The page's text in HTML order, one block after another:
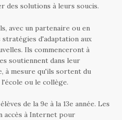
des solutions à leurs soucis.
avec un partenaire ou en
d'adaptation aux
Ils commenceront à
soutiennent dans leur
à mesure qu'ils sortent du
ou le collège.
de la 9e à la 13e année. Les
accès à Internet pour